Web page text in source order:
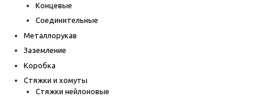
Концевые
Соединительные
Металлорукав
Заземление
Коробка
Стяжки и хомуты
Стяжки нейлоновые